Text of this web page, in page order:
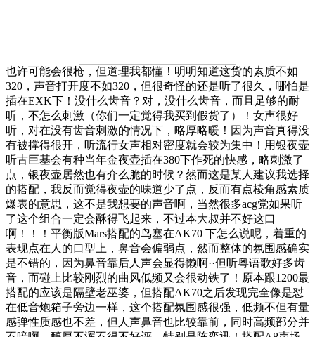
也许可能会很枪，但道理我都懂！明明知道这货的素质不如
320，声音打开度不如320，但很奇怪的还是听了很久，哪怕是
插在EXK下！没什么齿音？对，没什么齿音，而且足够的耐
听，不怎么刺激（你们一定觉得我买到假货了）！女声很好
听，对在没有齿音刺激的情况下，略厚略暖！因为声音真得没
有被撑得很开，听流行女声相对密度就会较为集中！用银夜壶
听古巨基会有种当年金夜壶插在380下作死的快感，略刺激了
点，银夜壶居然也有介么脆的时候？然而这是某人建议我选择
的搭配，我反而觉得夜壶的味道少了点，反而有点棱角感素质
爆表的意思，这不是我想要的声音啊，当然很多acg党如果听
了这个组合一定会酥得飞起来，不过本大叔并不好这口
啊！！！平衡版Mars搭配的鸟塞在AK70 下怎么说呢，着重的
表现点在人的口型上，鼻音会偏弱点，然而整体的氛围感确实
是不错的，因为鼻音靠后人声会显得懒啊··但听粤语歌好多齿
音，而碰上比较刚烈的曲风低频又会很动铁了！原本跟1200最
搭配的应该是隔壁老巫婆，但搭配AK70之后发现完全像是怼
在低音炮箱子旁边一样，这个搭配氛围感很强，低频不但有量
感弹性质感也不差，但人声鼻音也比较靠前，同时高频部分并